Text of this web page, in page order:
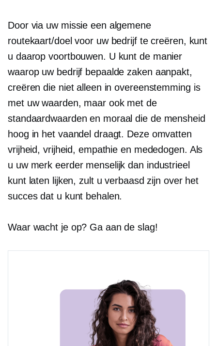
Door via uw missie een algemene
routekaart/doel voor uw bedrijf te creëren, kunt
u daarop voortbouwen. U kunt de manier
waarop uw bedrijf bepaalde zaken aanpakt,
creëren die niet alleen in overeenstemming is
met uw waarden, maar ook met de
standaardwaarden en moraal die de mensheid
hoog in het vaandel draagt. Deze omvatten
vrijheid, vrijheid, empathie en mededogen. Als
u uw merk eerder menselijk dan industrieel
kunt laten lijken, zult u verbaasd zijn over het
succes dat u kunt behalen.
Waar wacht je op? Ga aan de slag!